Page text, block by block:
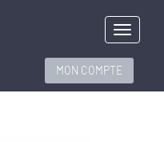
Menu
MON COMPTE